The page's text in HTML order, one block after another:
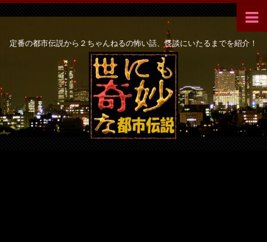
定番の都市伝説から２ちゃんねるの怖い話、怪談にいたるまでを紹介！